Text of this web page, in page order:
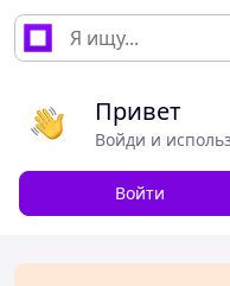
Привет
Войди и
Войти